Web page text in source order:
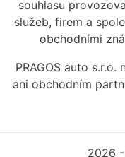
souhlasu
služeb, firem a
obchodními
PRAGOS auto
ani obchodním
2026 -